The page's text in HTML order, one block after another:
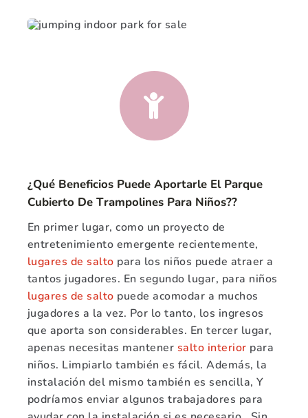
¿Qué Beneficios Puede Aportarle El Parque
Cubierto De Trampolines Para Niños??
En primer lugar, como un proyecto de
entretenimiento emergente recientemente,
lugares de salto para los niños puede atraer a
tantos jugadores. En segundo lugar, para niños
lugares de salto puede acomodar a muchos
jugadores a la vez. Por lo tanto, los ingresos
que aporta son considerables. En tercer lugar,
apenas necesitas mantener salto interior para
niños. Limpiarlo también es fácil. Además, la
instalación del mismo también es sencilla, Y
podríamos enviar algunos trabajadores para